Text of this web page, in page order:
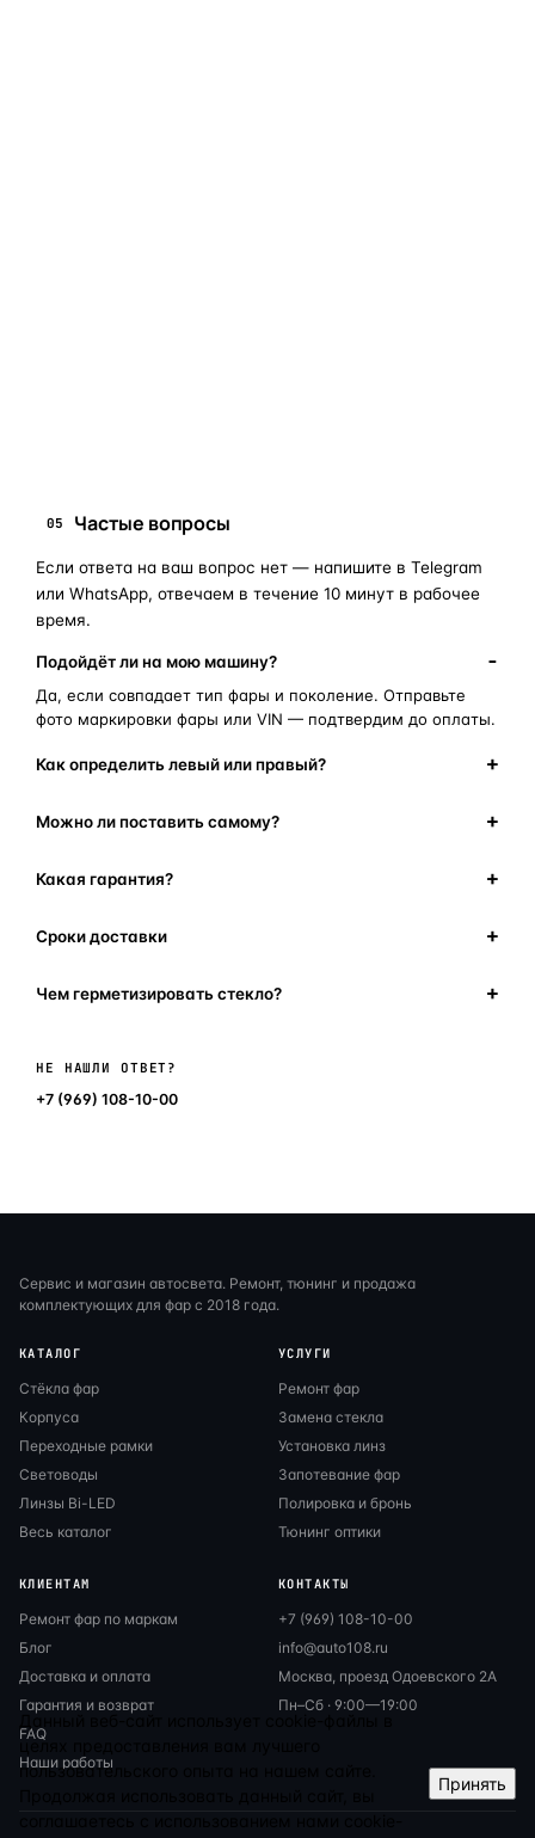
05 Частые вопросы
Если ответа на ваш вопрос нет — напишите в Telegram
или WhatsApp, отвечаем в течение 10 минут в рабочее
время.
Подойдёт ли на мою машину?
Да, если совпадает тип фары и поколение. Отправьте
фото маркировки фары или VIN — подтвердим до оплаты.
Как определить левый или правый?
Можно ли поставить самому?
Какая гарантия?
Сроки доставки
Чем герметизировать стекло?
НЕ НАШЛИ ОТВЕТ?
+7 (969) 108-10-00
Сервис и магазин автосвета. Ремонт, тюнинг и продажа
комплектующих для фар с 2018 года.
КАТАЛОГ
Стёкла фар
Корпуса
Переходные рамки
Световоды
Линзы Bi-LED
Весь каталог
УСЛУГИ
Ремонт фар
Замена стекла
Установка линз
Запотевание фар
Полировка и бронь
Тюнинг оптики
КЛИЕНТАМ
Ремонт фар по маркам
Блог
Доставка и оплата
Гарантия и возврат
FAQ
Наши работы
КОНТАКТЫ
+7 (969) 108-10-00
info@auto108.ru
Москва, проезд Одоевского 2А
Пн–Сб · 9:00—19:00
Данный веб-сайт использует cookie-файлы в
целях предоставления вам лучшего
пользовательского опыта на нашем сайте.
Принять